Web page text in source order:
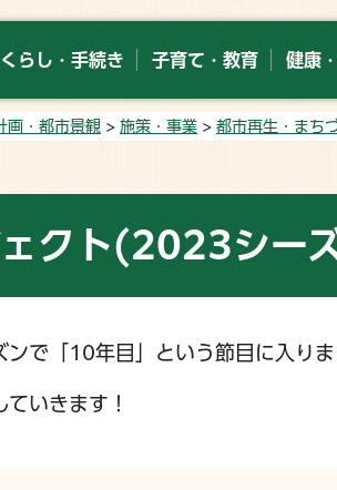
くらし・手続き 子育て・教育 健康
画・都市景観 > 施策・事業 > 都市再生・まち
クト(2023シー
で「10年目」という節目に入りま
いきます！